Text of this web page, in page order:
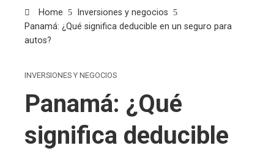
Home
Inversiones y negocios
Panamá: ¿Qué significa deducible en un seguro para
autos?
INVERSIONES Y NEGOCIOS
Panamá: ¿Qué
significa deducible